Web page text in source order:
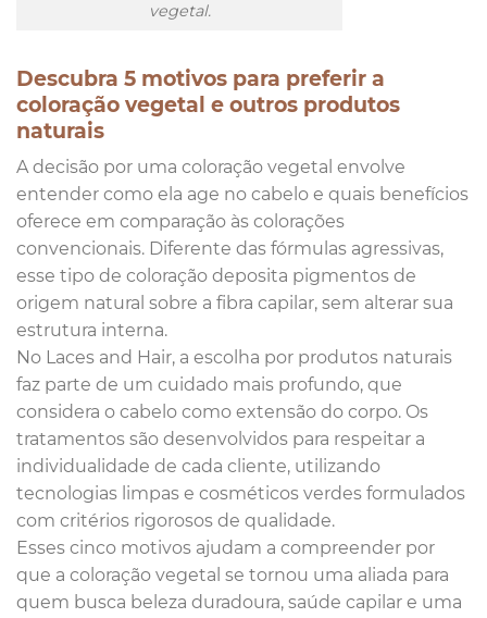
vegetal.
Descubra 5 motivos para preferir a
coloração vegetal e outros produtos
naturais
A decisão por uma coloração vegetal envolve
entender como ela age no cabelo e quais benefícios
oferece em comparação às colorações
convencionais. Diferente das fórmulas agressivas,
esse tipo de coloração deposita pigmentos de
origem natural sobre a fibra capilar, sem alterar sua
estrutura interna.
No Laces and Hair, a escolha por produtos naturais
faz parte de um cuidado mais profundo, que
considera o cabelo como extensão do corpo. Os
tratamentos são desenvolvidos para respeitar a
individualidade de cada cliente, utilizando
tecnologias limpas e cosméticos verdes formulados
com critérios rigorosos de qualidade.
Esses cinco motivos ajudam a compreender por
que a coloração vegetal se tornou uma aliada para
quem busca beleza duradoura, saúde capilar e uma